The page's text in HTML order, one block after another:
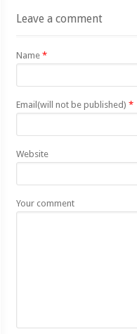
Leave a comment
Name *
Email(will not be published) *
Website
Your comment